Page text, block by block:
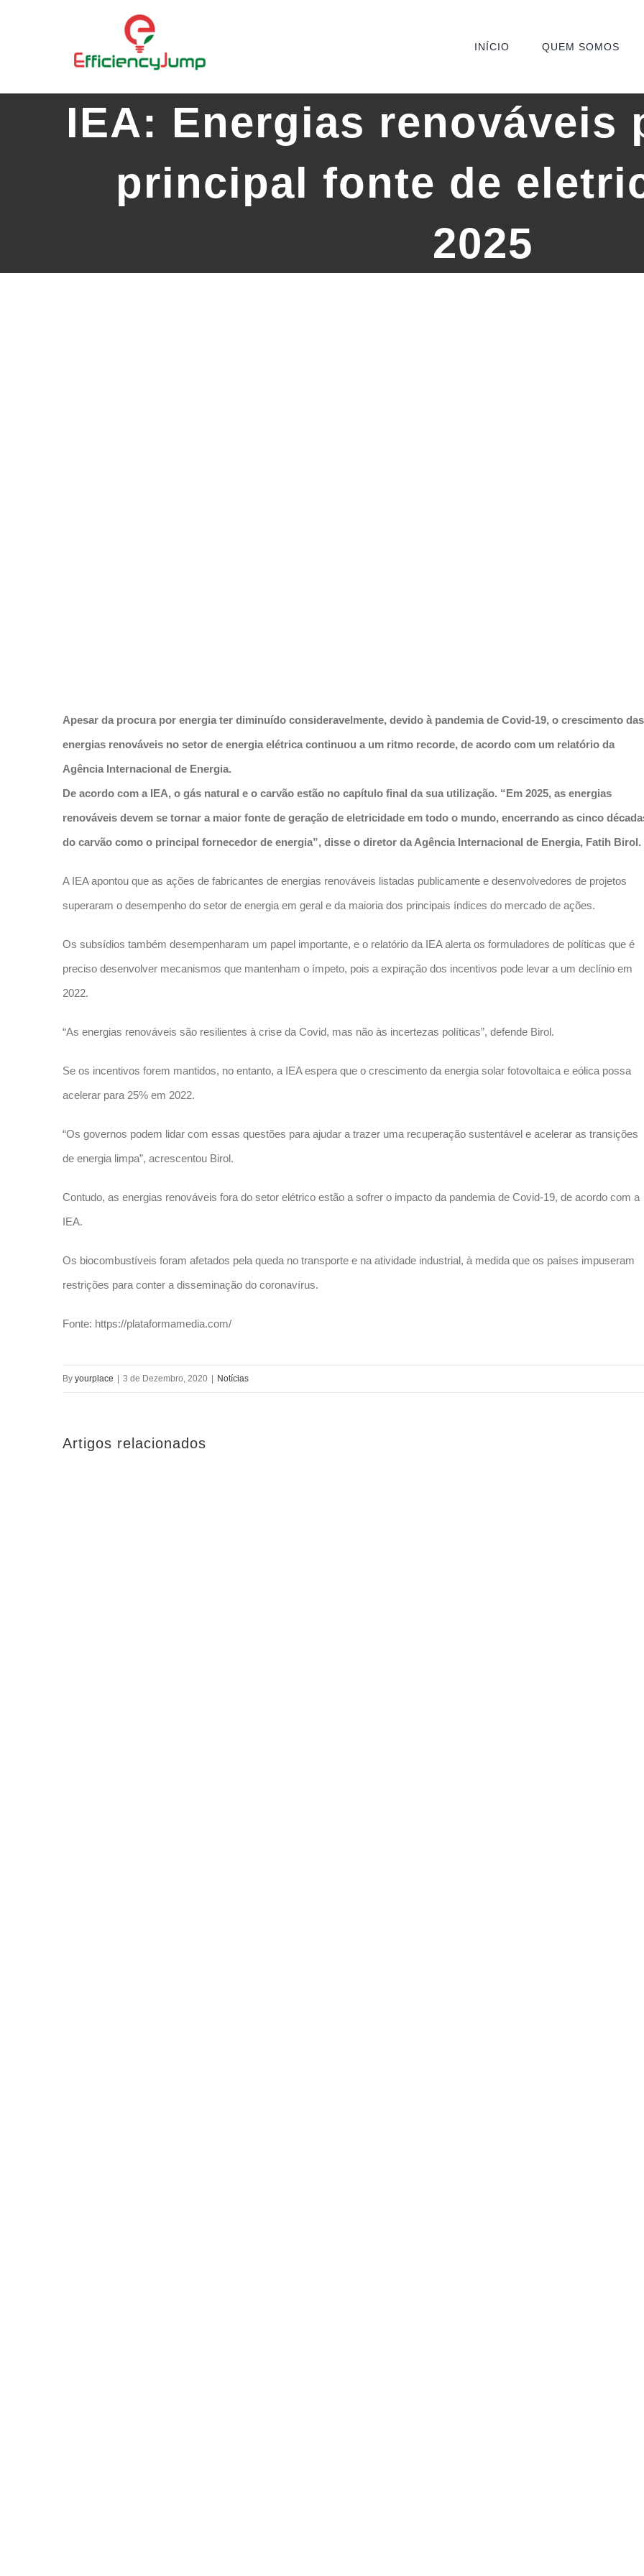
INÍCIO QUEM SOMOS
IEA: Energias renováveis
principal fonte de
2025
Apesar da procura por energia ter diminuído consideravelmente, devido à pandemia de Covid-19, o crescimento das
energias renováveis no setor de energia elétrica continuou a um ritmo recorde, de acordo com um relatório da
Agência Internacional de Energia.
De acordo com a IEA, o gás natural e o carvão estão no capítulo final da sua utilização. “Em 2025, as energias
renováveis ​​devem se tornar a maior fonte de geração de eletricidade em todo o mundo, encerrando as cinco
do carvão como o principal fornecedor de energia”, disse o diretor da Agência Internacional de Energia, Fatih Birol.
A IEA apontou que as ações de fabricantes de energias renováveis ​​listadas publicamente e desenvolvedores de projetos
superaram o desempenho do setor de energia em geral e da maioria dos principais índices do mercado de ações.
Os subsídios também desempenharam um papel importante, e o relatório da IEA alerta os formuladores de políticas que é
preciso desenvolver mecanismos que mantenham o ímpeto, pois a expiração dos incentivos pode levar a um declínio em
2022.
“As energias renováveis ​​são resilientes à crise da Covid, mas não às incertezas políticas”, defende Birol.
Se os incentivos forem mantidos, no entanto, a IEA espera que o crescimento da energia solar fotovoltaica e eólica possa
acelerar para 25% em 2022.
“Os governos podem lidar com essas questões para ajudar a trazer uma recuperação sustentável e acelerar as transições
de energia limpa”, acrescentou Birol.
Contudo, as energias renováveis ​​fora do setor elétrico estão a sofrer o impacto da pandemia de Covid-19, de acordo com a
IEA.
Os biocombustíveis foram afetados pela queda no transporte e na atividade industrial, à medida que os países impuseram
restrições para conter a disseminação do coronavírus.
Fonte: https://plataformamedia.com/
By yourplace | 3 de Dezembro, 2020 | Notícias
Artigos relacionados